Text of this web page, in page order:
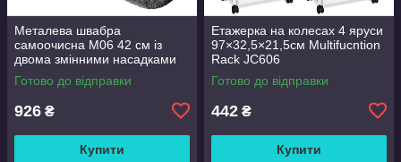
Металева швабра
самоочисна M06 42 см із
двома змінними насадками
Готово до відправки
926 ₴
Купити
Етажерка на колесах 4 яруси
97×32,5×21,5см Multifucntion
Rack JC606
Готово до відправки
442 ₴
Купити